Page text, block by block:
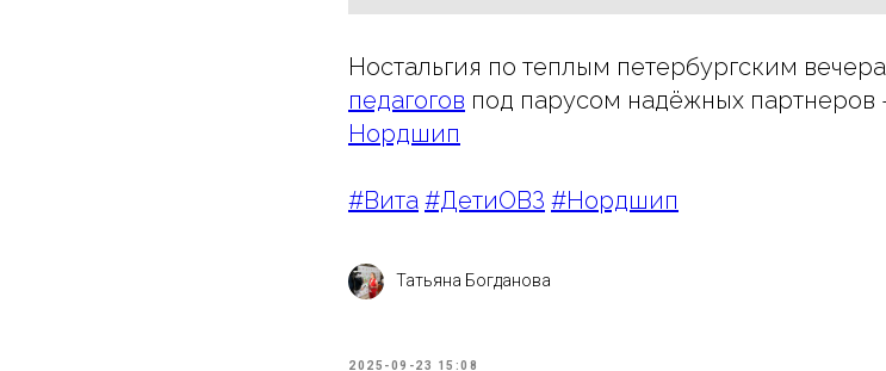
Ностальгия по теплым петербургским
педагогов под парусом надёжных партнеров
Нордшип
#Вита #ДетиОВЗ #Нордшип
Татьяна Богданова
2025-09-23 15:08